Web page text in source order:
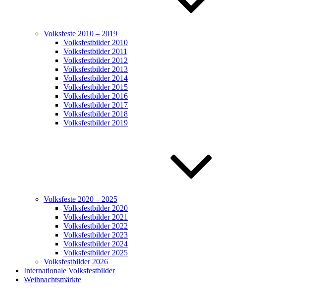
Volksfeste 2010 – 2019
Volksfestbilder 2010
Volksfestbilder 2011
Volksfestbilder 2012
Volksfestbilder 2013
Volksfestbilder 2014
Volksfestbilder 2015
Volksfestbilder 2016
Volksfestbilder 2017
Volksfestbilder 2018
Volksfestbilder 2019
Volksfeste 2020 – 2025
Volksfestbilder 2020
Volksfestbilder 2021
Volksfestbilder 2022
Volksfestbilder 2023
Volksfestbilder 2024
Volksfestbilder 2025
Volksfestbilder 2026
Internationale Volksfestbilder
Weihnachtsmärkte